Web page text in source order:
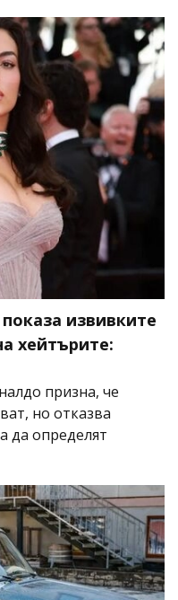
извивките
хейтърите:
призна, че
но отказва
да определят